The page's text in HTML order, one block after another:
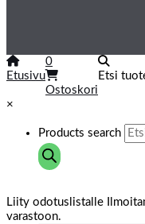
Etusivu
0
Ostoskori
Etsi
×
Products search
Liity odotuslistalle
varastoon.